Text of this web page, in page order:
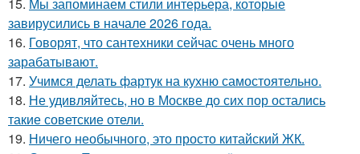
завирусились в начале 2026 года.
16. Говорят, что сантехники сейчас очень много
зарабатывают.
17. Учимся делать фартук на кухню самостоятельно.
18. Не удивляйтесь, но в Москве до сих пор остались
такие советские отели.
19. Ничего необычного, это просто китайский ЖК.